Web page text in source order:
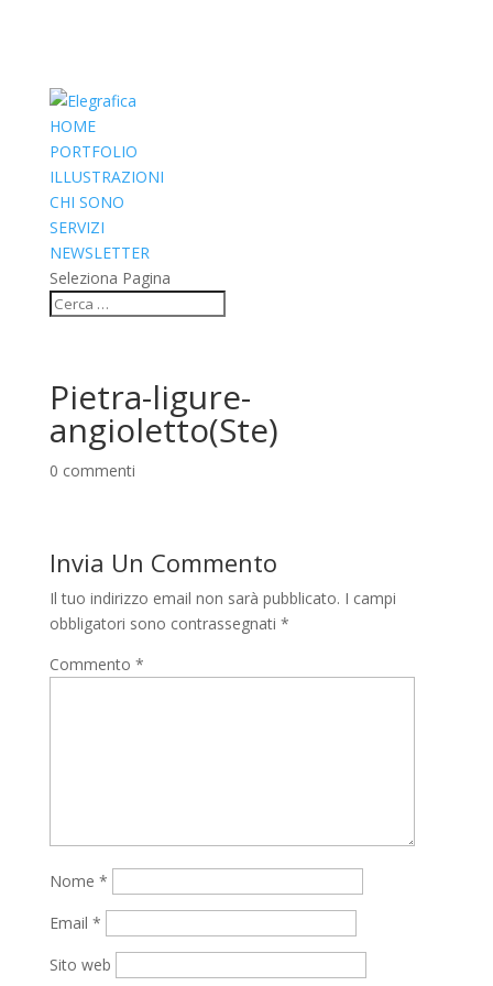
HOME
PORTFOLIO
ILLUSTRAZIONI
CHI SONO
SERVIZI
NEWSLETTER
Seleziona Pagina
Pietra-ligure-
angioletto(Ste)
0 commenti
Invia Un Commento
Il tuo indirizzo email non sarà pubblicato. I campi
obbligatori sono contrassegnati *
Commento *
Nome *
Email *
Sito web